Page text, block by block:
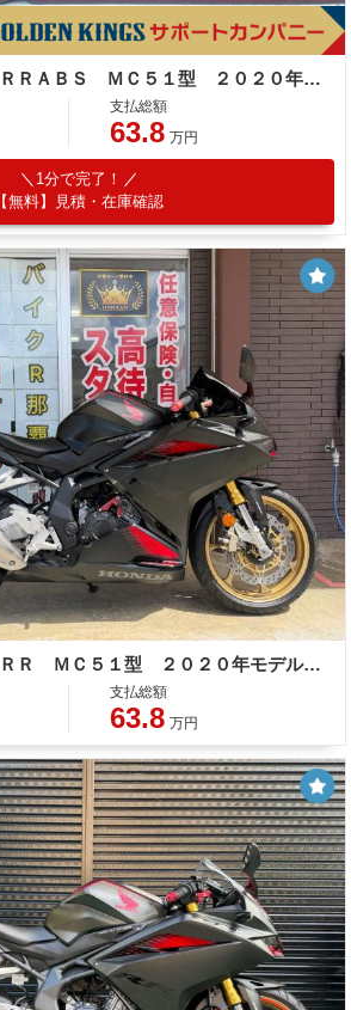
ホンダ ＣＢＲ２５０ＲＲＡＢＳ ＭＣ５１型 ２０２０年モデル 社外レバー エンジンスライダー ＵＳＢポート ＥＴＣ
支払総額
63.8 万円
1分で完了！
【無料】見積・在庫確認
ホンダ ＣＢＲ２５０ＲＲ ＭＣ５１型 ２０２０年モデル ＡＢＳ エンジンスライダー ＵＳＢポート バーエンド
支払総額
63.8 万円